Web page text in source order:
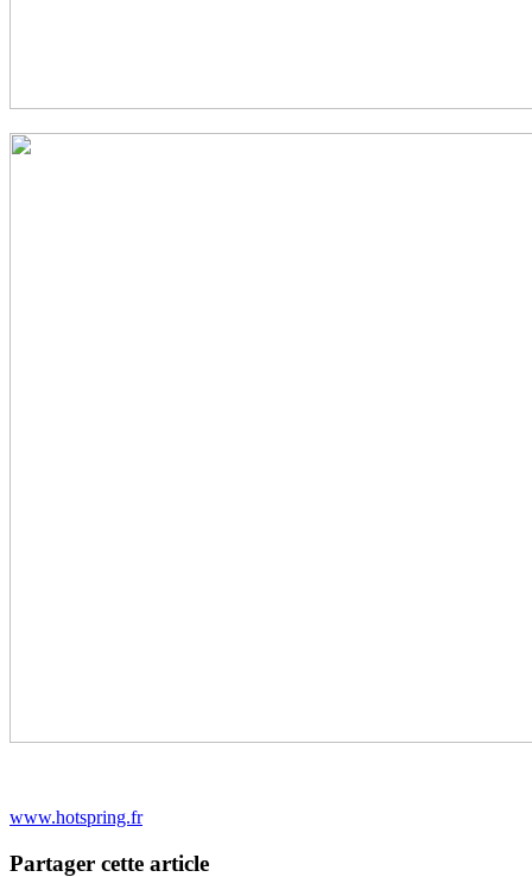
www.hotspring.fr
Partager cette article